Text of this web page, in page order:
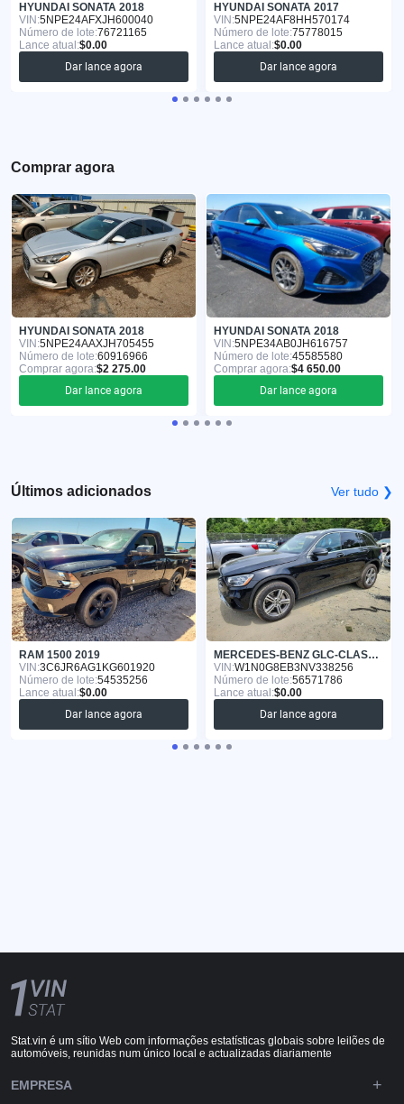
HYUNDAI SONATA 2018
VIN:5NPE24AFXJH600040
Número de lote:76721165
Lance atual:$0.00
Dar lance agora
HYUNDAI SONATA 2017
VIN:5NPE24AF8HH570174
Número de lote:75778015
Lance atual:$0.00
Dar lance agora
Comprar agora
HYUNDAI SONATA 2018
VIN:5NPE24AAXJH705455
Número de lote:60916966
Comprar agora:$2 275.00
Dar lance agora
HYUNDAI SONATA 2018
VIN:5NPE34AB0JH616757
Número de lote:45585580
Comprar agora:$4 650.00
Dar lance agora
Últimos adicionados Ver tudo ❯
RAM 1500 2019
VIN:3C6JR6AG1KG601920
Número de lote:54535256
Lance atual:$0.00
Dar lance agora
MERCEDES-BENZ GLC-CLASS 2022
VIN:W1N0G8EB3NV338256
Número de lote:56571786
Lance atual:$0.00
Dar lance agora
Stat.vin é um sítio Web com informações estatísticas globais sobre leilões de
automóveis, reunidas num único local e actualizadas diariamente
EMPRESA